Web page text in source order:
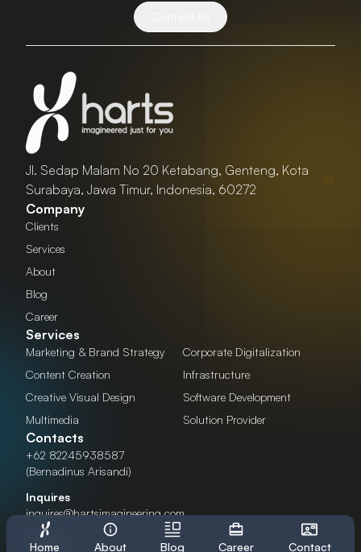
Home About Blog Career Contact
Jl. Sedap Malam No 20 Ketabang, Genteng, Kota
Surabaya, Jawa Timur, Indonesia, 60272
Company
Clients
Services
About
Blog
Career
Services
Marketing & Brand Strategy
Content Creation
Creative Visual Design
Multimedia
Corporate Digitalization
Infrastructure
Software Development
Solution Provider
Contacts
+62 82245938587
(Bernadinus Arisandi)
Inquires
inquires@hartsimagineering.com
Careers